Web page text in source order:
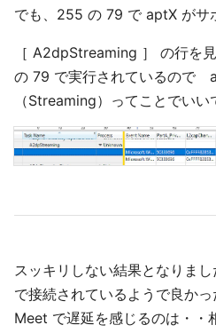
でも、255 の 79 で aptX がサ
［ A2dpStreaming ］ の行を
の 79 で実行されているので
（Streaming）ってことでいい
スッキリしない結果となりま
で接続されているようで良か
Meet で遅延を感じるのは・・